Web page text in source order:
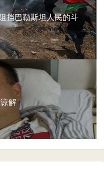
挡巴勒斯坦人民的斗
解